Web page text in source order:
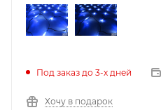
Под заказ до 3-х дней
Хочу в подарок